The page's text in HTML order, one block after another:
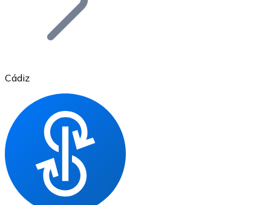
Ethereum
ETH
Cádiz